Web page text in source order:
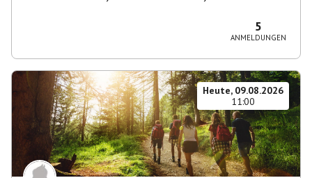
5
ANMELDUNGEN
Heute, 09.08.2026
11:00